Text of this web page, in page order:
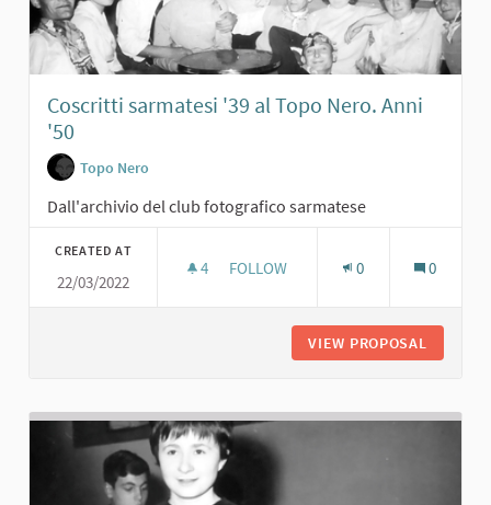
Coscritti sarmatesi '39 al Topo Nero. Anni
'50
Topo Nero
Dall'archivio del club fotografico sarmatese
CREATED AT
22/03/2022
4 4 FOLLOWERS
FOLLOW 0 0
VIEW PROPOSAL